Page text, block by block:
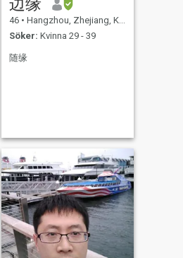
46 • Hangzhou, Zhejiang, Kina
Söker: Kvinna 29 - 39
随缘